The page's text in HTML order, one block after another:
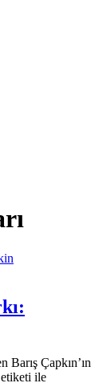
Çapkın’ın
ile